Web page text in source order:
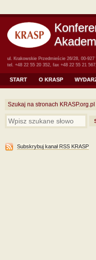
ul. Krakowskie Przedmieście 26/28, 00-927
tel. +48 22 55 20 352, fax +48 22 55 21
START O KRASP
Szukaj na stronach KRASP.org.pl
Subskrybuj kanał RSS KRASP